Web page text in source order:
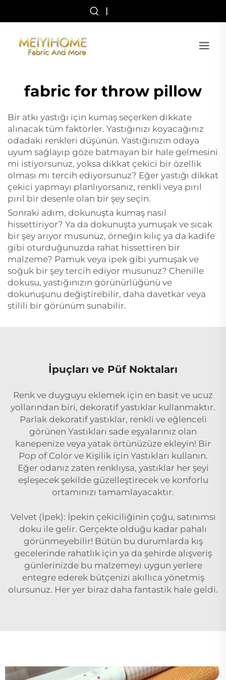
|
fabric for throw pillow
Bir atkı yastığı için kumaş seçerken dikkate
alınacak tüm faktörler. Yastığınızı koyacağınız
odadaki renkleri düşünün. Yastığınızın odaya
uyum sağlayıp göze batmayan bir hale gelmesini
mi istiyorsunuz, yoksa dikkat çekici bir özellik
olması mı tercih ediyorsunuz? Eğer yastığı dikkat
çekici yapmayı planlıyorsanız, renkli veya pırıl
pırıl bir desenle olan bir şey seçin.
Sonraki adım, dokunuşta kumaş nasıl
hissettiriyor? Ya da dokunuşta yumuşak ve sıcak
bir şey arıyor musunuz, örneğin kılıç ya da kadife
gibi oturduğunuzda rahat hissettiren bir
malzeme? Pamuk veya ipek gibi yumuşak ve
soğuk bir şey tercih ediyor musunuz? Chenille
dokusu, yastığınızın görünürlüğünü ve
dokunuşunu değiştirebilir, daha davetkar veya
stilili bir görünüm sunabilir.
İpuçları ve Püf Noktaları
Renk ve duyguyu eklemek için en basit ve ucuz
yollarından biri, dekoratif yastıklar kullanmaktır.
Parlak dekoratif yastıklar, renkli ve eğlenceli
görünen Yastıkları sade eşyalarınız olan
kanepenize veya yatak örtünüzüze ekleyin! Bir
Pop of Color ve Kişilik için Yastıkları kullanın.
Eğer odanız zaten renklıysa, yastıklar her şeyi
eşleşecek şekilde güzelleştirecek ve konforlu
ortamınızı tamamlayacaktır.
Velvet (İpek): İpekin çekiciliğinin çoğu, satınımsı
doku ile gelir. Gerçekte olduğu kadar pahalı
görünmeyebilir! Bütün bu durumlarda kış
gecelerinde rahatlık için ya da şehirde alışveriş
günlerinizde bu malzemeyi uygun yerlere
entegre ederek bütçenizi akıllıca yönetmiş
olursunuz. Her yer biraz daha fantastik hale geldi.